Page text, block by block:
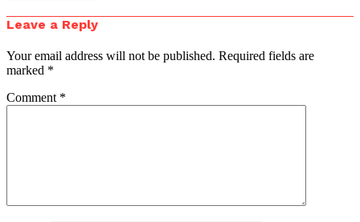
Leave a Reply
Your email address will not be published. Required fields are
marked *
Comment *